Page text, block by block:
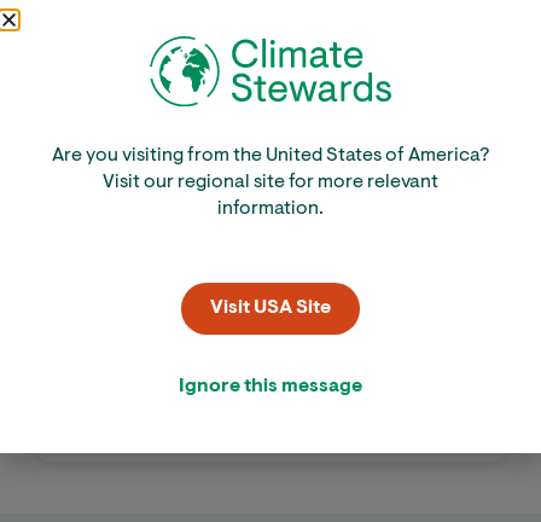
Vakantie: tijd voor verandering
Are you visiting from the United States of America?
Visit our regional site for more relevant
information.
Visit USA Site
Ignore this message